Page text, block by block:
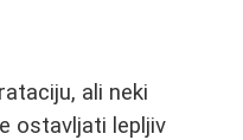
ali neki
ostavljati lepljiv